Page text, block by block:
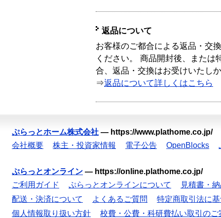
返品について
お客様のご都合による返品・交
ください。 商品開封後、または
合、返品・交換はお受けいたし
⇒返品について詳しくはこちら
ぷらっとホーム株式会社 — https://www.plathome.co.jp/
会社概要
株主・投資家情報 電子公告 OpenBlocks
ぷらっとオンライン — https://online.plathome.co.jp/
ご利用ガイド
ぷらっとオンラインについて
見積書・
配送・決済について
よくあるご質問
特定商取引法に
個人情報取り扱い方針
校費・公費・科研費払い取引のご